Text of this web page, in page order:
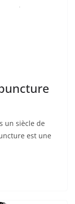
un siècle de
est une